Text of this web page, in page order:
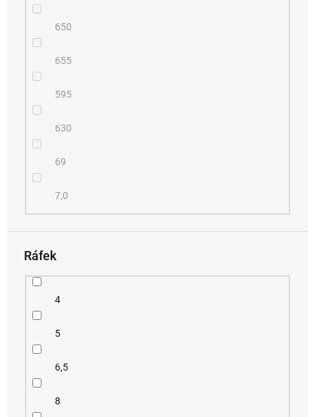
650
655
595
630
69
7,0
Ráfek
4
5
6,5
8